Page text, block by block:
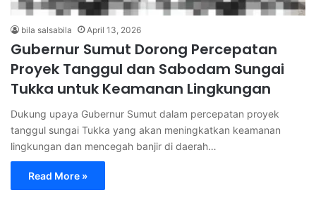
bila salsabila April 13, 2026
Gubernur Sumut Dorong Percepatan
Proyek Tanggul dan Sabodam Sungai
Tukka untuk Keamanan Lingkungan
Dukung upaya Gubernur Sumut dalam percepatan proyek
tanggul sungai Tukka yang akan meningkatkan keamanan
lingkungan dan mencegah banjir di daerah…
Read More »